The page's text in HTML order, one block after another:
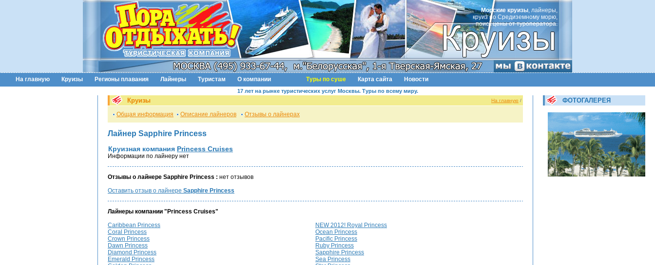
Морские круизы, лайнеры,
круиз по Средиземному морю,
поиск цены от туроператора.
На главную Круизы Регионы плавания Лайнеры Туристам О компании Туры по суше Карта сайта Новости
17 лет на рынке туристических услуг Москвы. Туры по всему миру.
Круизы На главную /
Общая информация Описание лайнеров Отзывы о лайнерах
Лайнер Sapphire Princess
Круизная компания Princess Cruises
Информации по лайнеру нет
Отзывы о лайнере Sapphire Princess : нет отзывов
Оставить отзыв о лайнере Sapphire Princess
Лайнеры компании "Princess Cruises"
Caribbean Princess
Coral Princess
Crown Princess
Dawn Princess
Diamond Princess
Emerald Princess
NEW 2012! Royal Princess
Ocean Princess
Pacific Princess
Ruby Princess
Sapphire Princess
Sea Princess
ФОТОГАЛЕРЕЯ